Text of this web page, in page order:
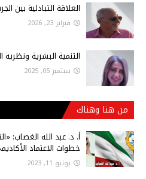
العلاقة التبادلية بين
فبراير 23, 2026
التنمية البشرية ونظرية
سبتمبر 05, 2025
من هنا وهناك
أ‌. د. عبد الله الغصاب:
خطوات الاعتماد
يونيو 11, 2023